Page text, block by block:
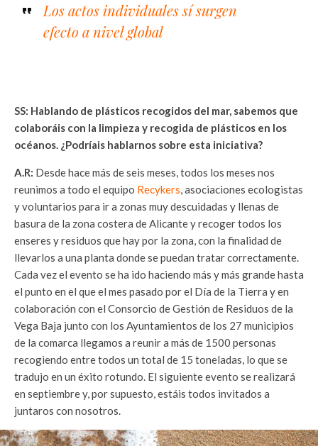
Los actos individuales sí surgen
efecto a nivel global
SS: Hablando de plásticos recogidos del mar, sabemos que
colaboráis con la limpieza y recogida de plásticos en los
océanos. ¿Podríais hablarnos sobre esta iniciativa?
A.R: Desde hace más de seis meses, todos los meses nos
reunimos a todo el equipo Recykers, asociaciones ecologistas
y voluntarios para ir a zonas muy descuidadas y llenas de
basura de la zona costera de Alicante y recoger todos los
enseres y residuos que hay por la zona, con la finalidad de
llevarlos a una planta donde se puedan tratar correctamente.
Cada vez el evento se ha ido haciendo más y más grande hasta
el punto en el que el mes pasado por el Día de la Tierra y en
colaboración con el Consorcio de Gestión de Residuos de la
Vega Baja junto con los Ayuntamientos de los 27 municipios
de la comarca llegamos a reunir a más de 1500 personas
recogiendo entre todos un total de 15 toneladas, lo que se
tradujo en un éxito rotundo. El siguiente evento se realizará
en septiembre y, por supuesto, estáis todos invitados a
juntaros con nosotros.